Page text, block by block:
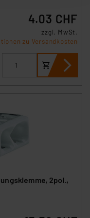
(Art. 6 Abs.1a DSG-
der einzelnen
ist durch Klick auf
Cookies
zustimmen. Ihre
Auswertung und
bleibt hiervon
können dazu
längerfristig
4.03 CHF
zzgl. MwSt.
zu Versandkosten
2pol.,